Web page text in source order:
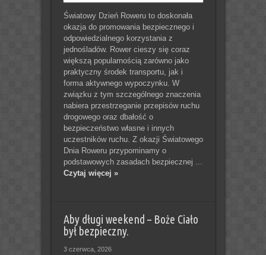
Światowy Dzień Roweru to doskonała
okazja do promowania bezpiecznego i
odpowiedzialnego korzystania z
jednośladów. Rower cieszy się coraz
większą popularnością zarówno jako
praktyczny środek transportu, jak i
forma aktywnego wypoczynku. W
związku z tym szczególnego znaczenia
nabiera przestrzeganie przepisów ruchu
drogowego oraz dbałość o
bezpieczeństwo własne i innych
uczestników ruchu. Z okazji Światowego
Dnia Roweru przypominamy o
podstawowych zasadach bezpiecznej ...
Czytaj więcej »
Aby długi weekend – Boże Ciało
był bezpieczny.
3 czerwca, 2026